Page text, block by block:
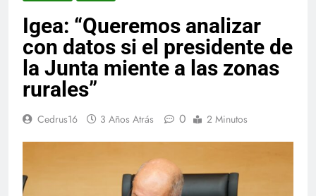
Igea: “Queremos analizar
con datos si el presidente de
la Junta miente a las zonas
rurales”
Cedrus16 3 Años Atrás 0 2 Minutos